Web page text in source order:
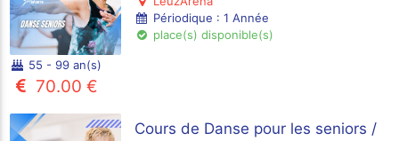
Périodique : 1 Année
place(s) disponible(s)
55 - 99 an(s)
70.00 €
Cours de Danse pour les seniors /